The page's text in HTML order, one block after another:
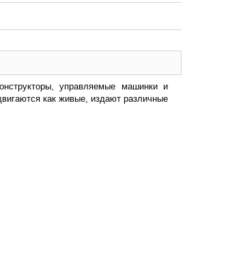
управляемые машинки и
как живые, издают различные